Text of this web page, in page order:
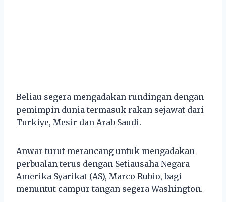
Beliau segera mengadakan rundingan dengan
pemimpin dunia termasuk rakan sejawat dari
Turkiye, Mesir dan Arab Saudi.
Anwar turut merancang untuk mengadakan
perbualan terus dengan Setiausaha Negara
Amerika Syarikat (AS), Marco Rubio, bagi
menuntut campur tangan segera Washington.